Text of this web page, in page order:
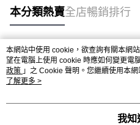
本分類熱賣全店暢銷排行
熱門標籤
熱銷排行
本網站中使用 cookie，欲查詢有關本網
望在電腦上使用 cookie 時應如何變更電
政策 」之 Cookie 聲明。您繼續使用本
條款之 Cookie 聲明使用 cookie。
了解更多 >
我知